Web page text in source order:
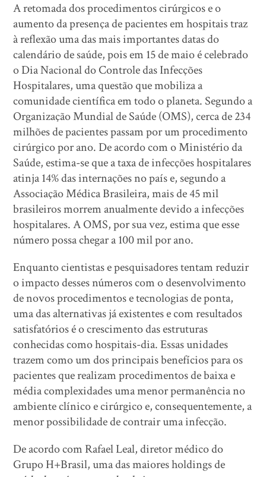
A retomada dos procedimentos cirúrgicos e o
aumento da presença de pacientes em hospitais traz
à reflexão uma das mais importantes datas do
calendário de saúde, pois em 15 de maio é celebrado
o Dia Nacional do Controle das Infecções
Hospitalares, uma questão que mobiliza a
comunidade científica em todo o planeta. Segundo a
Organização Mundial de Saúde (OMS), cerca de 234
milhões de pacientes passam por um procedimento
cirúrgico por ano. De acordo com o Ministério da
Saúde, estima-se que a taxa de infecções hospitalares
atinja 14% das internações no país e, segundo a
Associação Médica Brasileira, mais de 45 mil
brasileiros morrem anualmente devido a infecções
hospitalares. A OMS, por sua vez, estima que esse
número possa chegar a 100 mil por ano.
Enquanto cientistas e pesquisadores tentam reduzir
o impacto desses números com o desenvolvimento
de novos procedimentos e tecnologias de ponta,
uma das alternativas já existentes e com resultados
satisfatórios é o crescimento das estruturas
conhecidas como hospitais-dia. Essas unidades
trazem como um dos principais benefícios para os
pacientes que realizam procedimentos de baixa e
média complexidades uma menor permanência no
ambiente clínico e cirúrgico e, consequentemente, a
menor possibilidade de contrair uma infecção.
De acordo com Rafael Leal, diretor médico do
Grupo H+Brasil, uma das maiores holdings de